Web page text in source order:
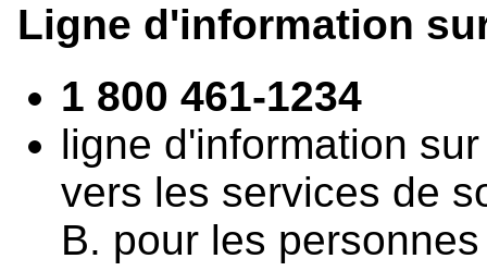
Ligne d'information
1 800 461-1234
ligne d'information
vers les services de
B. pour les